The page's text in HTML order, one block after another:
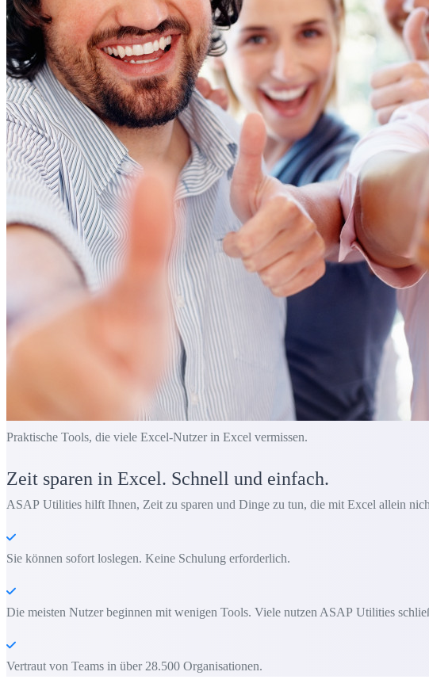
Praktische Tools, die viele Excel-Nutzer in Excel vermissen.
Zeit sparen in Excel. Schnell und einfach.
ASAP Utilities hilft Ihnen, Zeit zu sparen und Dinge zu tun, die mit Excel allein
Sie können sofort loslegen. Keine Schulung erforderlich.
Die meisten Nutzer beginnen mit wenigen Tools. Viele nutzen ASAP Utilities
Vertraut von Teams in über 28.500 Organisationen.